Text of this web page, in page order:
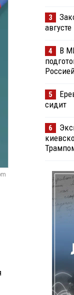
3
августе
4
В
5
сидит
6